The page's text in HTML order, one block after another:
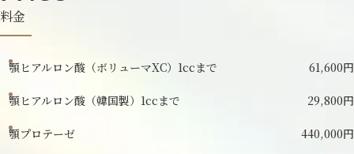
料金
顎ヒアルロン酸（ボリューマXC）1ccまで 61,600円
顎ヒアルロン酸（韓国製）1ccまで 29,800円
顎プロテーゼ 440,000円